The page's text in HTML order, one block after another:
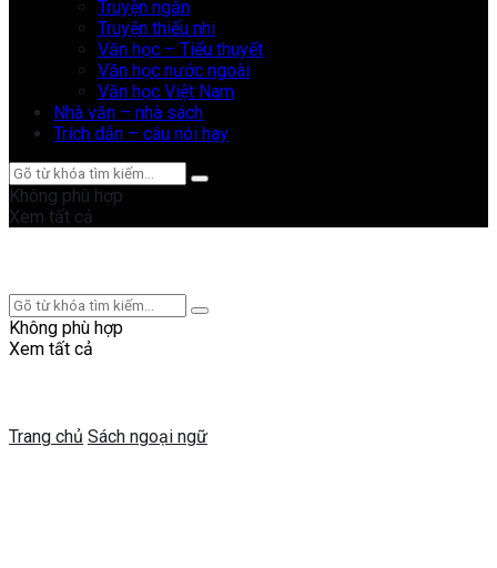
Truyện ngắn
Truyện thiếu nhi
Văn học – Tiểu thuyết
Văn học nước ngoài
Văn học Việt Nam
Nhà văn – nhà sách
Trích dẫn – câu nói hay
Không phù hợp
Xem tất cả
Không phù hợp
Xem tất cả
Trang chủ Sách ngoại ngữ